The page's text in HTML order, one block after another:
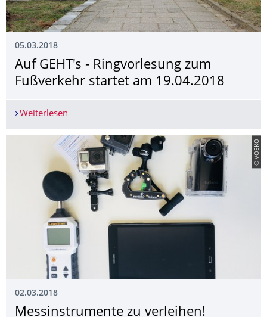
05.03.2018
Auf GEHT's - Ringvorlesung zum
Fußverkehr startet am 19.04.2018
Weiterlesen
© VOEKO
02.03.2018
Messinstrumente zu verleihen!